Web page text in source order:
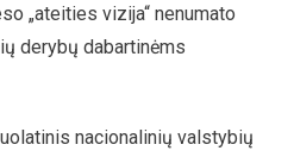
„ateities vizija“ nenumato
derybų dabartinėms
nacionalinių valstybių